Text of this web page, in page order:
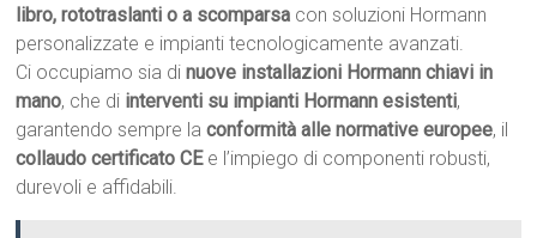
libro, rototraslanti o a scomparsa con soluzioni Hormann
personalizzate e impianti tecnologicamente avanzati.
Ci occupiamo sia dinuove installazioni Hormann chiavi in
mano, che di interventi su impianti Hormann esistenti,
garantendo sempre laconformità alle normative europee, il
collaudo certificato CEe l’impiego di componenti robusti,
durevoli e affidabili.